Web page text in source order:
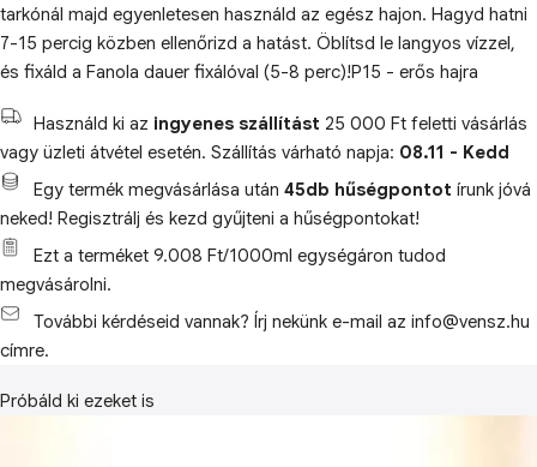
tarkónál majd egyenletesen használd az egész hajon. Hagyd hatni
7-15 percig közben ellenőrizd a hatást. Öblítsd le langyos vízzel,
és fixáld a Fanola dauer fixálóval (5-8 perc)!P15 - erős hajra
Használd ki az ingyenes szállítást 25 000 Ft feletti vásárlás
vagy üzleti átvétel esetén. Szállítás várható napja: 08.11 - Kedd
Egy termék megvásárlása után 45db hűségpontot írunk jóvá
neked! Regisztrálj és kezd gyűjteni a hűségpontokat!
Ezt a terméket 9.008 Ft/1000ml egységáron tudod
megvásárolni.
További kérdéseid vannak? Írj nekünk e-mail az info@vensz.hu
címre.
Próbáld ki ezeket is